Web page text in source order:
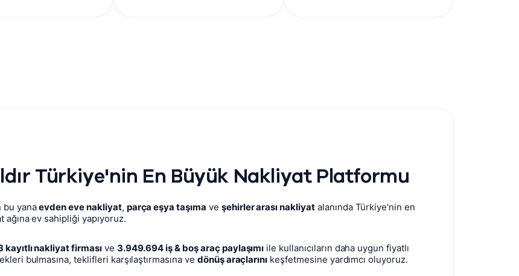
Türkiye'nin En Büyük Nakliyat Platformu
bu yanaevden eve nakliyat, parça eşya taşıma ve şehirler arası nakliyatalanında Türkiye'nin en
ağına ev sahipliği yapıyoruz.
kayıtlı nakliyat firmasıve 3.949.694 iş & boş araç paylaşımı ile kullanıcıların daha uygun fiyatlı
bulmasına, teklifleri karşılaştırmasına ve dönüş araçlarını keşfetmesine yardımcı oluyoruz.